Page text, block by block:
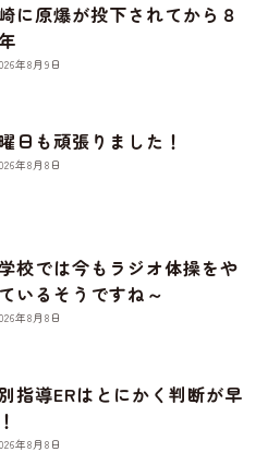
に原爆が投下されてから８
年8月9日
日も頑張りました！
年8月8日
校では今もラジオ体操をや
いるそうですね～
年8月8日
指導ERはとにかく判断が早
年8月8日